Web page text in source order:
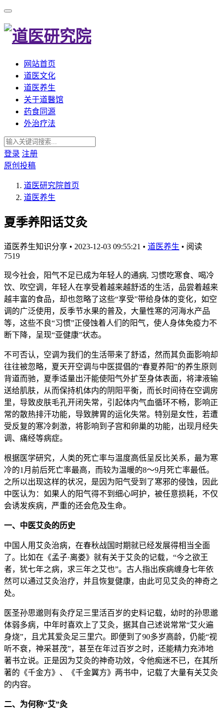
网站首页
道医文化
道医养生
关于道醫馆
药食同源
外治疗法
登录 注册
原创投稿
道医研究院首页
道医养生
夏季养阳话艾灸
道医养生知识分享 • 2023-12-03 09:55:21 • 道医养生 • 阅读
7519
现今社会，阳气不足已成为年轻人的通病, 习惯吃寒食、喝冷
饮、吹空调，年轻人在享受着越来越舒适的生活，品尝着越来
越丰富的食品，却也忽略了这些“享受”带给身体的变化，如空
调的广泛使用，反季节水果的普及，大量性寒的河海水产品
等，这些不良“习惯”正侵蚀着人们的阳气，使人身体免疫力不
断下降，呈现“亚健康”状态。
不可否认，空调为我们的生活带来了舒适，然而其负面影响却
往往被忽略，夏天开空调与中医提倡的“春夏养阳”的养生原则
背道而驰，夏季适量出汗能使阳气外扩至身体表面，将津液输
送给肌肤，从而保持机体内的阴阳平衡，而长时间待在空调房
里，导致皮肤毛孔开闭失常，引起体内气血循环不畅，影响正
常的散热排汗功能，导致脾胃的运化失常。特别是女性，若遭
受反复的寒冷刺激，将影响到子宫和卵巢的功能，出现月经失
调、痛经等病症。
根据医学研究，人类的死亡率与温度高低呈反比关系，最为寒
冷的1月前后死亡率最高，而较为温暖的8～9月死亡率最低。
之所以出现这样的状况，是因为阳气受到了寒邪的侵蚀，因此
中医认为：如果人的阳气得不到细心呵护，被任意损耗，不仅
会诱发疾病，严重的还会危及生命。
一、中医艾灸的历史
中国人用艾灸治病，在春秋战国时期就已经发展得相当全面
了。比如在《孟子·离娄》就有关于艾灸的记载，“今之欲王
者，犹七年之病，求三年之艾也”。古人指出疾病缠身七年依
然可以通过艾灸治疗，并且恢复健康，由此可见艾灸的神奇之
处。
医圣孙思邈则有灸疗足三里活百岁的史料记载，幼时的孙思邈
体弱多病，中年时喜欢上了艾灸，据其自己述说常常“艾火遍
身烧”，且尤其爱灸足三里穴。即便到了90多岁高龄，仍能“视
听不衰，神采甚茂”，甚至在年过百岁之时，还能精力充沛地
著书立说。正是因为艾灸的神奇功效，令他痴迷不已，在其所
著的《千金方》、《千金翼方》两书中，记载了大量有关艾灸
的内容。
二、为何称“艾”灸